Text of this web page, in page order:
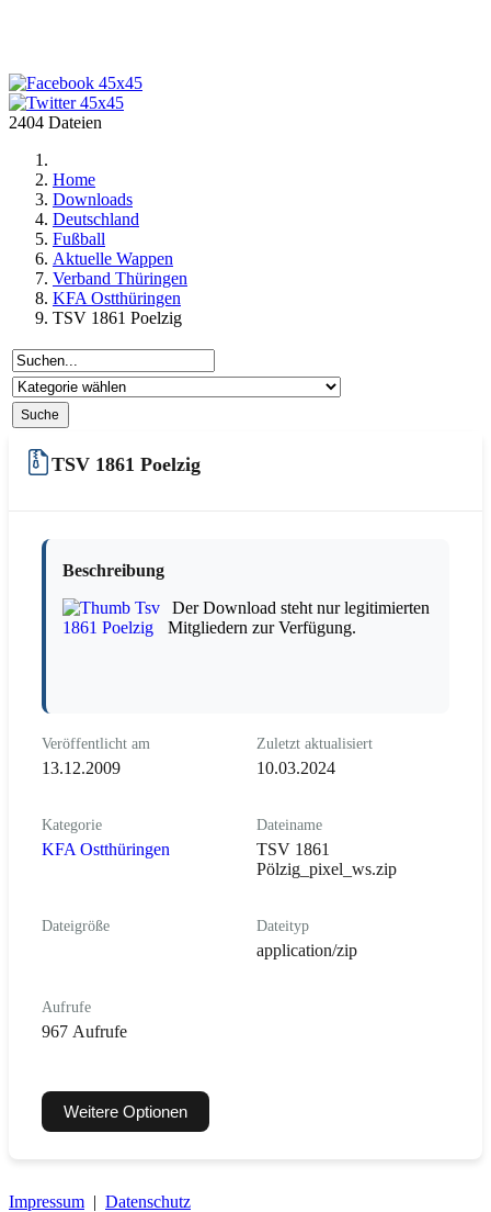
2404 Dateien
Home
Downloads
Deutschland
Fußball
Aktuelle Wappen
Verband Thüringen
KFA Ostthüringen
TSV 1861 Poelzig
TSV 1861 Poelzig
Beschreibung
Der Download steht nur legitimierten
Mitgliedern zur Verfügung.
Veröffentlicht am
13.12.2009
Zuletzt aktualisiert
10.03.2024
Kategorie
KFA Ostthüringen
Dateiname
TSV 1861
Pölzig_pixel_ws.zip
Dateigröße Dateityp
application/zip
Aufrufe
967 Aufrufe
Weitere Optionen
Impressum | Datenschutz